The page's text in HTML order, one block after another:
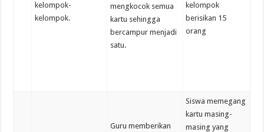
kelompok-
kelompok.
mengkocok semua
kartu sehingga
bercampur menjadi
satu.
kelompok
berisikan 15
orang
Guru memberikan
Siswa memegang
kartu masing-
masing yang